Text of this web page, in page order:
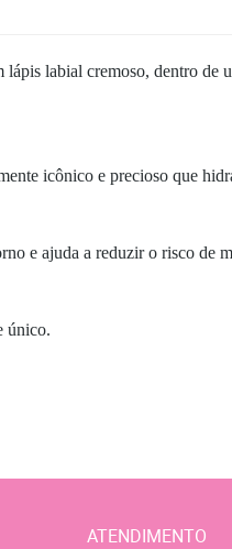
labial cremoso, dentro de
icônico e precioso que
e ajuda a reduzir o risco de
único.
ATENDIMENTO